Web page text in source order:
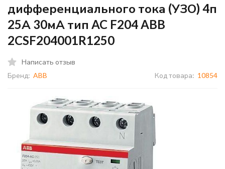
дифференциального тока (УЗО) 4п
25А 30мА тип AC F204 ABB
2CSF204001R1250
Написать отзыв
Бренд: ABB Код товара: 10854